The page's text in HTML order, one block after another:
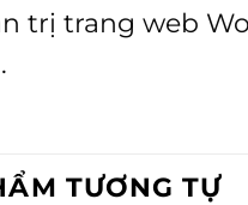
trị trang web
TƯƠNG TỰ